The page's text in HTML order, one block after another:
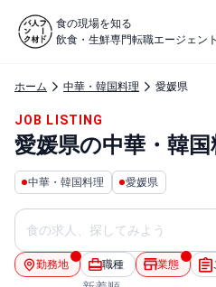
食の現場を知る
飲食・生鮮専門転職エージェント
ホーム 中華・韓国料理 愛媛県
JOB LISTING
愛媛県の中華・韓
中華・韓国料理 愛媛県
勤務地 職種 業態